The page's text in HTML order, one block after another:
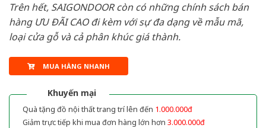
Trên hết, SAIGONDOOR còn có những chính sách bán
hàng ƯU ĐÃI CAO đi kèm với sự đa dạng về mẫu mã,
loại cửa gỗ và cả phân khúc giá thành.
MUA HÀNG NHANH
Khuyến mại
Quà tặng đồ nội thất trang trí lên đến 1.000.000đ
Giảm trực tiếp khi mua đơn hàng lớn hơn 3.000.000đ